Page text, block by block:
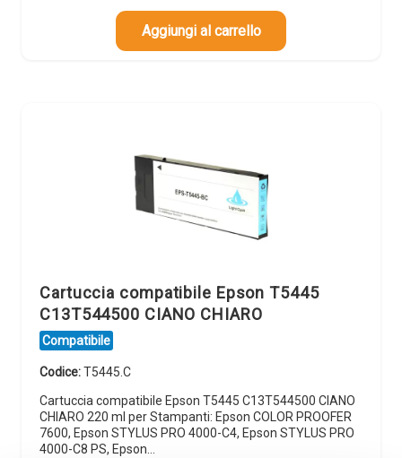
Aggiungi al carrello
Cartuccia compatibile Epson T5445
C13T544500 CIANO CHIARO
Compatibile
Codice:T5445.C
Cartuccia compatibile Epson T5445 C13T544500 CIANO
CHIARO 220 ml per Stampanti: Epson COLOR PROOFER
7600, Epson STYLUS PRO 4000-C4, Epson STYLUS PRO
4000-C8 PS, Epson…